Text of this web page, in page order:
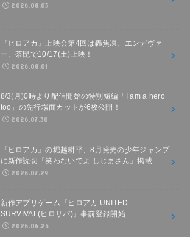
2026.08.03
『ヒロアカ』上映会第4回は轟焦凍、エンデヴァ
ー、荼毘で10/17(土)上映！
2026.08.01
8/3(月)0時より配信開始の特別短編「I am a hero
too」の先行場面カットが6枚公開！
2026.07.30
『ヒロアカ』の堀越耕平、8月発売の少年ジャンプ
に新作読切『笑わないでよ しじまさん』掲載
2026.07.29
新作アプリゲーム『ヒロアカ UNITED
SURVIVAL(ヒロサバ)』事前登録開始
2026.06.25